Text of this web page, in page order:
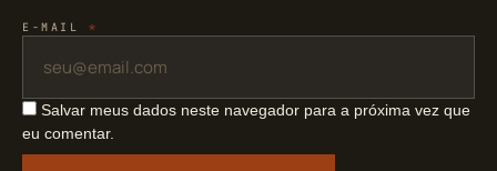
E-MAIL *
Salvar meus dados neste navegador para a próxima vez que
eu comentar.